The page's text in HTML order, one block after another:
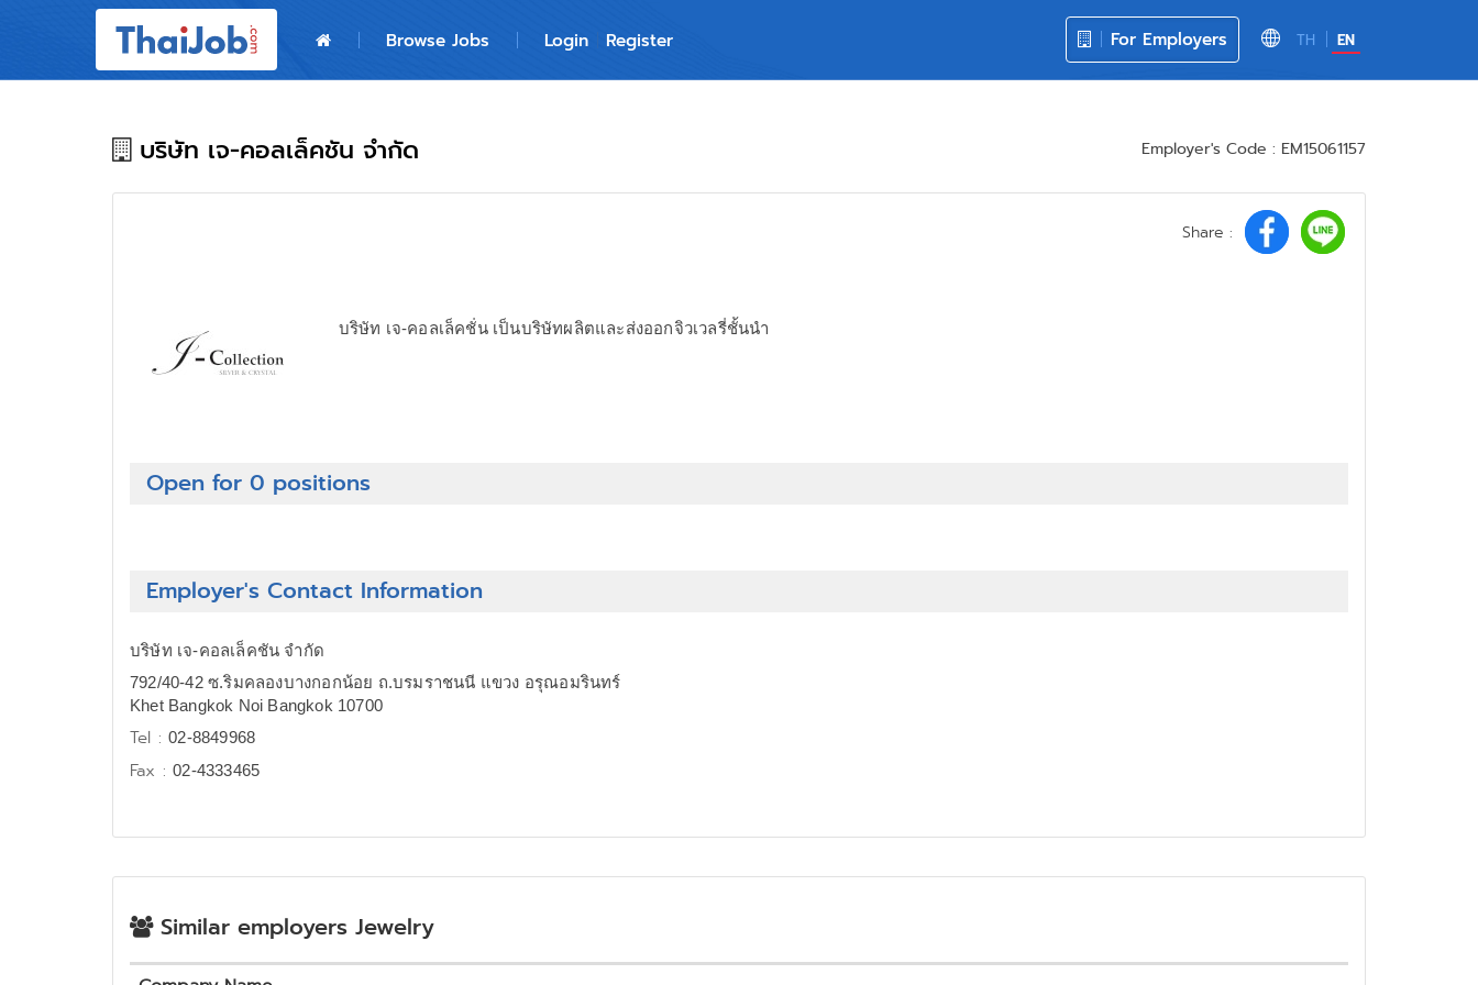
TH EN
For Employers
Browse Jobs Login Register
Login
บริษัท เจ-คอลเล็คชัน จำกัด Employer's Code : EM15061157
Share :
บริษัท เจ-คอลเล็คชั่น เป็นบริษัทผลิตและส่งออกจิวเวลรี่ชั้นนำ
Open for 0 positions
Employer's Contact Information
บริษัท เจ-คอลเล็คชัน จำกัด
792/40-42 ซ.ริมคลองบางกอกน้อย ถ.บรมราชนนี แขวง อรุณอมรินทร์
Khet Bangkok Noi Bangkok 10700
Tel :02-8849968
Fax :02-4333465
Similar employers Jewelry